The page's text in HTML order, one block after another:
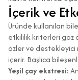
İçerik ve
Üründe kullanılan
etkililik kriterleri göz
özler ve
içerir. Başlıca
Yeşil çay ekstresi: